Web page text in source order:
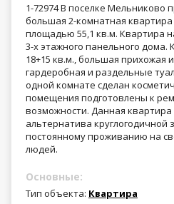
1-72974 В поселке Мельниково
большая 2-комнатная
площадью 55,1 кв.м. Квартира
3-х этажного панельного дома.
18+15 кв.м., большая прихожая
гардеробная и раздельные
одной комнате сделан
помещения подготовлены к
возможности. Данная квартира
альтернатива круглогодичной
постоянному проживанию на
людей.
Основные:
Тип объекта: Квартира